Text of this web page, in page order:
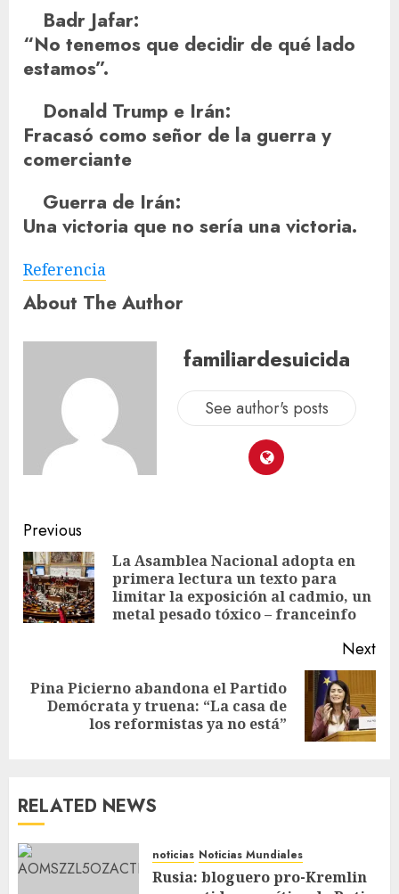
Badr Jafar:
“No tenemos que decidir de qué lado
estamos”.
Donald Trump e Irán:
Fracasó como señor de la guerra y
comerciante
Guerra de Irán:
Una victoria que no sería una victoria.
Referencia
About The Author
familiardesuicida
See author's posts
Previous
La Asamblea Nacional adopta en
primera lectura un texto para
limitar la exposición al cadmio, un
metal pesado tóxico – franceinfo
Next
Pina Picierno abandona el Partido
Demócrata y truena: “La casa de
los reformistas ya no está”
RELATED NEWS
noticias Noticias Mundiales
Rusia: bloguero pro-Kremlin